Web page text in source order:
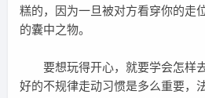
糕的，因为一旦被对方看穿你的走
的囊中之物。
要想玩得开心，就要学会怎样
好的不规律走动习惯是多么重要，